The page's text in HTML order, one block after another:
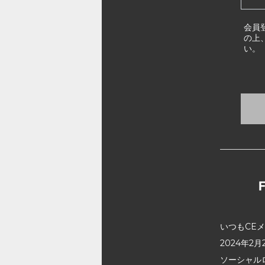
会員
の上
い。
いつもCE
2024年2月
ソーシャ